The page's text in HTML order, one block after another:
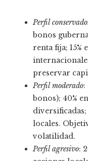
Perfil
bonos
renta fija;
preservar
Perfil moderado:
bonos); 40%
locales.
volatilidad.
Perfil agresivo: